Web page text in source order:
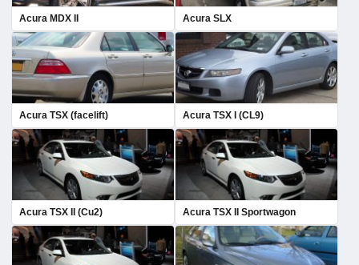
Acura MDX II Acura SLX
Acura TSX (facelift) Acura TSX I (CL9)
Acura TSX II (Cu2) Acura TSX II Sportwagon